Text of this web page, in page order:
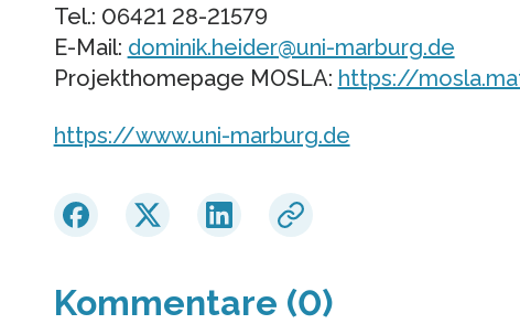
Tel.: 06421 28-21579
E-Mail: dominik.heider@uni-marburg.de
Projekthomepage MOSLA: https://
https://www.uni-marburg.de
Kommentare (0)